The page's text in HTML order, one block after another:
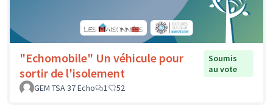
"Echomobile" Un véhicule pour
sortir de l'isolement
Soumis
au vote
GEM TSA 37 Echo
1 52